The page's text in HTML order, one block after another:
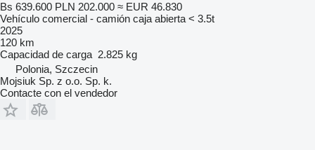
Bs 639.600 PLN 202.000 ≈ EUR 46.830
Vehículo comercial - camión caja abierta < 3.5t
2025
120 km
Capacidad de carga 2.825 kg
Polonia, Szczecin
Mojsiuk Sp. z o.o. Sp. k.
Contacte con el vendedor